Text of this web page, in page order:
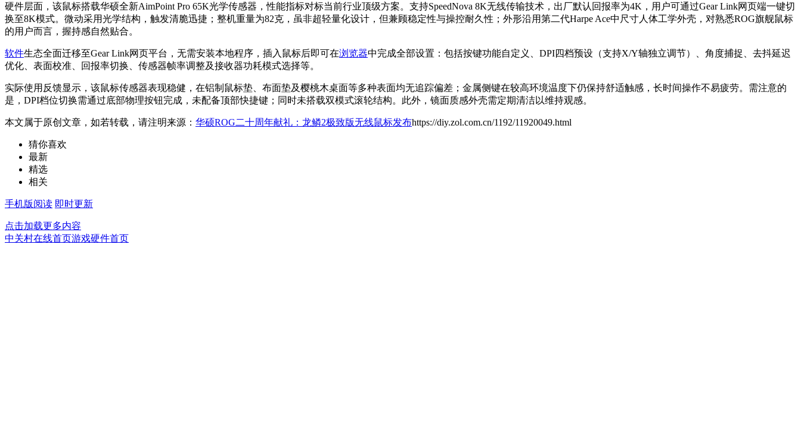
硬件层面，该鼠标搭载华硕全新AimPoint Pro 65K光学传感器，性能指标对标当前行业顶级方案。支持SpeedNova 8K无线传输技术，出厂默认回报率为4K，用户可通过Gear Link网页端一键切
换至8K模式。微动采用光学结构，触发清脆迅捷；整机重量为82克，虽非超轻量化设计，但兼顾稳定性与操控耐久性；外形沿用第二代Harpe Ace中尺寸人体工学外壳，对熟悉ROG旗舰鼠标
的用户而言，握持感自然贴合。
软件生态全面迁移至Gear Link网页平台，无需安装本地程序，插入鼠标后即可在浏览器中完成全部设置：包括按键功能自定义、DPI四档预设（支持X/Y轴独立调节）、角度捕捉、去抖延迟
优化、表面校准、回报率切换、传感器帧率调整及接收器功耗模式选择等。
实际使用反馈显示，该鼠标传感器表现稳健，在铝制鼠标垫、布面垫及樱桃木桌面等多种表面均无追踪偏差；金属侧键在较高环境温度下仍保持舒适触感，长时间操作不易疲劳。需注意的
是，DPI档位切换需通过底部物理按钮完成，未配备顶部快捷键；同时未搭载双模式滚轮结构。此外，镜面质感外壳需定期清洁以维持观感。
本文属于原创文章，如若转载，请注明来源： 华硕ROG二十周年献礼：龙鳞2极致版无线鼠标发布https://diy.zol.com.cn/1192/11920049.html
猜你喜欢
最新
精选
相关
手机版阅读 即时更新
点击加载更多内容
中关村在线首页游戏硬件首页